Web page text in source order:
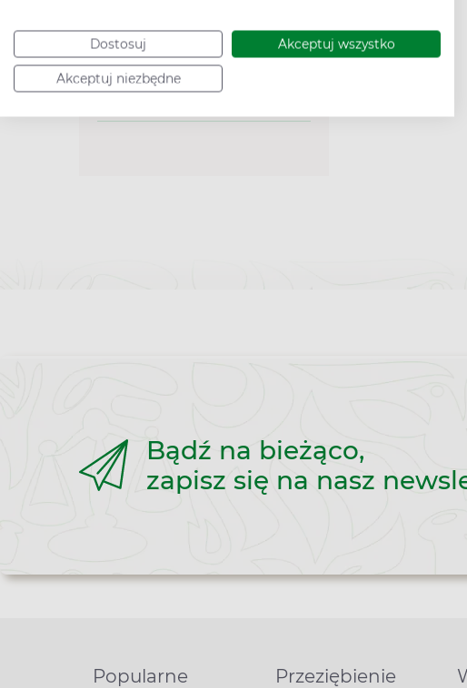
Dostosuj Akceptuj wszystko
Akceptuj niezbędne
Dorosły 2
Bądź na bieżąco,
zapisz się na nasz
Popularne
Przeziębienie